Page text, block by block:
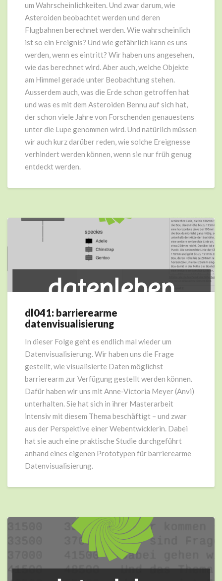
wahrscheinlichkeiten
um Wahrscheinlichkeiten. Und zwar darum, wie
Asteroiden beobachtet werden und deren
Flugbahnen berechnet werden. Wie wahrscheinlich
ist so ein Ereignis? Und wie gefährlich kann es uns
werden, wenn es eintritt? Wir haben uns angesehen,
wie das berechnet wird. Aber auch, welche Objekte
am Himmel gerade unter Beobachtung stehen.
Ausserdem auch, was die Erde schon getroffen hat
und was es mit dem Asteroiden Bennu auf sich hat,
der schon viele Jahre von Forschenden genauestens
unter die Lupe genommen wird. Und natürlich müssen
wir auch kurz darüber reden, wie solche Ereignesse
verhindert werden können, wenn sie nur früh genug
entdeckt werden.
dl041:
barrierearme
dl041: barrierearme
datenvisualisierung
In dieser Folge geht es endlich mal wieder um
Datenvisualisierung. Wir haben uns die Frage
gestellt, wie visualisierte Daten möglichst
barrierearm zur Verfügung gestellt werden können.
Dafür haben wir uns mit Anne-Victoria Meyer (Anvi)
unterhalten. Sie hat sich in ihrer Masterarbeit
intensiv mit diesem Thema beschäftigt – und zwar
aus der Perspektive einer Webentwicklerin. Dabei
hat sie auch eine praktische Studie durchgeführt
anhand eines eigenen Prototypen für barrierearme
Datenvisualisierung.